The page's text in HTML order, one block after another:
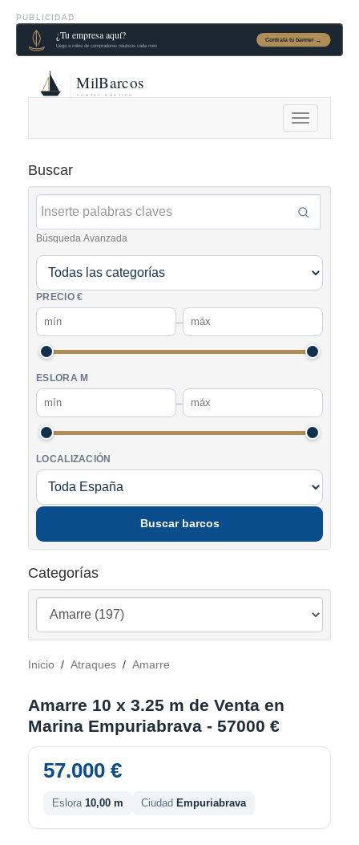
PUBLICIDAD
Alternar
navegación
Buscar
Búsqueda Avanzada
PRECIO €
–
ESLORA M
–
LOCALIZACIÓN
Buscar barcos
Categorías
Inicio / Atraques / Amarre
Amarre 10 x 3.25 m de Venta en
Marina Empuriabrava - 57000 €
57.000 €
Eslora 10,00 m Ciudad Empuriabrava